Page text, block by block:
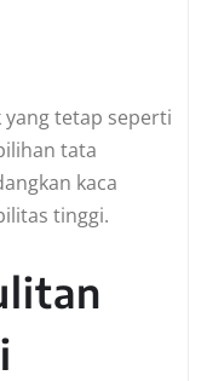
tetap seperti
tata
kaca
tinggi.